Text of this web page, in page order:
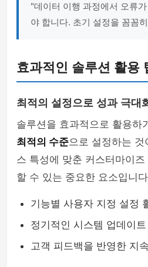
"데이터 이행 과정에서 오류
야 합니다. 초기 설정을 꼼꼼
효과적인 솔루션 활용
최적의 설정으로 성과 극대
솔루션을 효과적으로 활용하
최적의 수준으로 설정하는 것
스 특성에 맞춘 커스터마이
할 수 있는 중요한 요소입니
기능별 사용자 지정 설정
정기적인 시스템 업데이트
고객 피드백을 반영한 지